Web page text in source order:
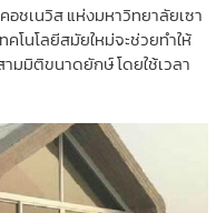
อชเนวิส แห่งมหาวิทยาลัยเซา
คโนโลยีสมัยใหม่จะช่วยทำให้
มมิติขนาดยักษ์ โดยใช้เวลา